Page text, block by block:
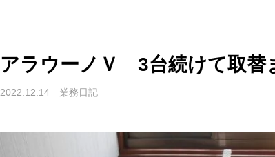
アラウーノＶ 3台続けて取替
2022.12.14 業務日記